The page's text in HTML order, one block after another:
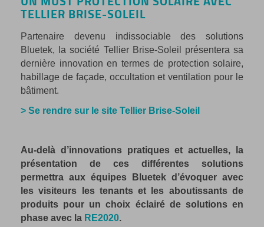
TELLIER BRISE-SOLEIL
Partenaire devenu indissociable des solutions
Bluetek, la société Tellier Brise-Soleil présentera sa
dernière innovation en termes de protection solaire,
habillage de façade, occultation et ventilation pour le
bâtiment.
> Se rendre sur le site Tellier Brise-Soleil
Au-delà d’innovations pratiques et actuelles, la
présentation de ces différentes solutions
permettra aux équipes Bluetek d’évoquer avec
les visiteurs les tenants et les aboutissants de
produits pour un choix éclairé de solutions en
phase avec la RE2020.